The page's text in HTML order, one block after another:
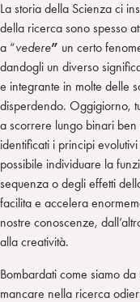
La storia della Scienza ci
della ricerca sono spesso
a “vedere” un certo
dandogli un diverso
e integrante in molte delle
disperdendo. Oggigiorno,
a scorrere lungo binari ben
identificati i principi
possibile individuare la
sequenza o degli effetti
facilita e accelera
nostre conoscenze,
alla creatività.
Bombardati come siamo
mancare nella ricerca